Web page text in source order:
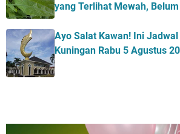
yang Terlihat Mewah,
Ayo Salat Kawan! Ini
Kuningan Rabu 5 Agustus